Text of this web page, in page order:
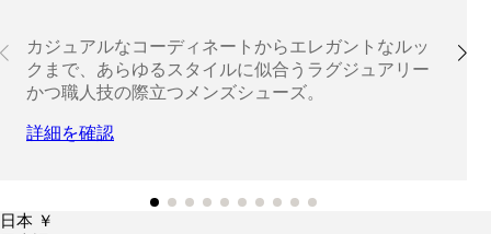
カジュアルなコーディネートからエレガントなルッ
クまで、あらゆるスタイルに似合うラグジュアリー
かつ職人技の際立つメンズシューズ。
詳細を確認
日本 ￥